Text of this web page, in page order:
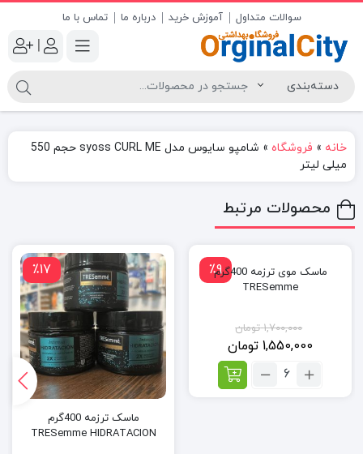
سوالات متداول آموزش خرید درباره ما تماس با ما
|
خانه » فروشگاه »
شامپو سایوس مدل syoss CURL ME حجم 550
میلی لیتر
محصولات مرتبط
٪9
ماسک موی ترزمه 400گرم
TRESemme
1,700,000 تومان
1,550,000 تومان
تعداد:
٪17
ماسک ترزمه 400گرم
TRESemme HIDRATACION